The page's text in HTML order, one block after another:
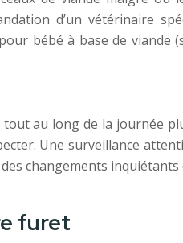
d’un vétérinaire
bébé à base de viande
au long de la journée
Une surveillance
changements
furet